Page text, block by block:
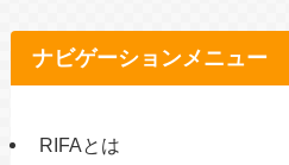
ナビゲーションメニュー
RIFAとは